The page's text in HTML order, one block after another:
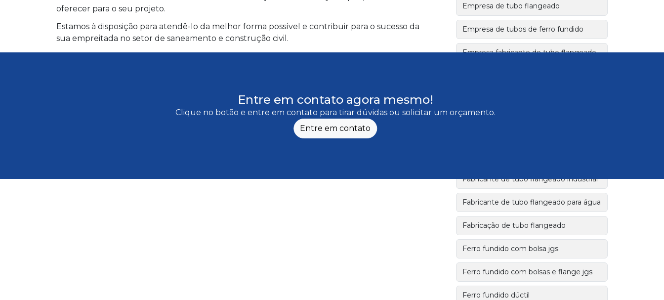
oferecer para o seu projeto.
Estamos à disposição para atendê-lo da melhor forma possível e contribuir para o sucesso da
sua empreitada no setor de saneamento e construção civil.
Entre em contato agora mesmo!
Clique no botão e entre em contato para tirar dúvidas ou solicitar um orçamento.
Entre em contato
Empresa de tubo flangeado
Empresa de tubos de ferro fundido
Empresa fabricante de tubo flangeado
fundido dúctil
Fabricante de tubo flangeado industrial
Fabricante de tubo flangeado para água
Fabricação de tubo flangeado
Ferro fundido com bolsa jgs
Ferro fundido com bolsas e flange jgs
Ferro fundido dúctil